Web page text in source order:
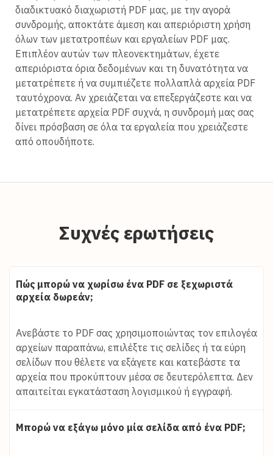
διαδικτυακό διαχωριστή PDF μας, με την αγορά
συνδρομής, αποκτάτε άμεση και απεριόριστη χρήση
όλων των μετατροπέων και εργαλείων PDF μας.
Επιπλέον αυτών των πλεονεκτημάτων, έχετε
απεριόριστα όρια δεδομένων και τη δυνατότητα να
μετατρέπετε ή να συμπιέζετε πολλαπλά αρχεία PDF
ταυτόχρονα. Αν χρειάζεται να επεξεργάζεστε και να
μετατρέπετε αρχεία PDF συχνά, η συνδρομή μας σας
δίνει πρόσβαση σε όλα τα εργαλεία που χρειάζεστε
από οπουδήποτε.
Συχνές ερωτήσεις
Πώς μπορώ να χωρίσω ένα PDF σε ξεχωριστά
αρχεία δωρεάν;
Ανεβάστε το PDF σας χρησιμοποιώντας τον επιλογέα
αρχείων παραπάνω, επιλέξτε τις σελίδες ή τα εύρη
σελίδων που θέλετε να εξάγετε και κατεβάστε τα
αρχεία που προκύπτουν μέσα σε δευτερόλεπτα. Δεν
απαιτείται εγκατάσταση λογισμικού ή εγγραφή.
Μπορώ να εξάγω μόνο μία σελίδα από ένα PDF;